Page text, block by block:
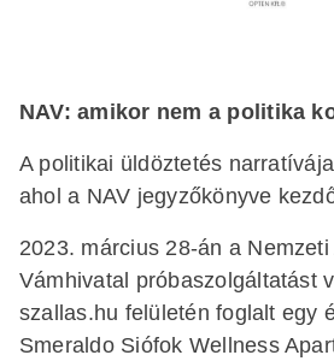
NAV: amikor nem a politika
A politikai üldöztetés
ahol a NAV jegyzőkönyve
2023. március 28-án a
Vámhivatal próbaszolgáltatást
szallas.hu felületén foglalt egy
Smeraldo Siófok Wellness